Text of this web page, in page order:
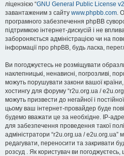
ліцензією “GNU General Public License v2
завантаженим з сайту www.phpbb.com.
програмного забезпечення phpBB суворо
підтримкою інтернет-дискусій і не
забороняється адміністрацією чи на
інформації про phpBB, будь ласка,
Ви погоджуєтесь не розміщувати
наклепницькі, ненависні, погрозливі,
можуть порушувати закони вашої
хостингу для форуму “r2u.org.ua /
можуть призвести до негайної і
цьому ваш інтернет-провайдер буде
будемо вважати це за необхідне. IP-
для забезпечення проведення такої
адміністратори “r2u.org.ua / e2u.org.ua”
редагувати, переносити та закривати
розсуд . Як користувач ви